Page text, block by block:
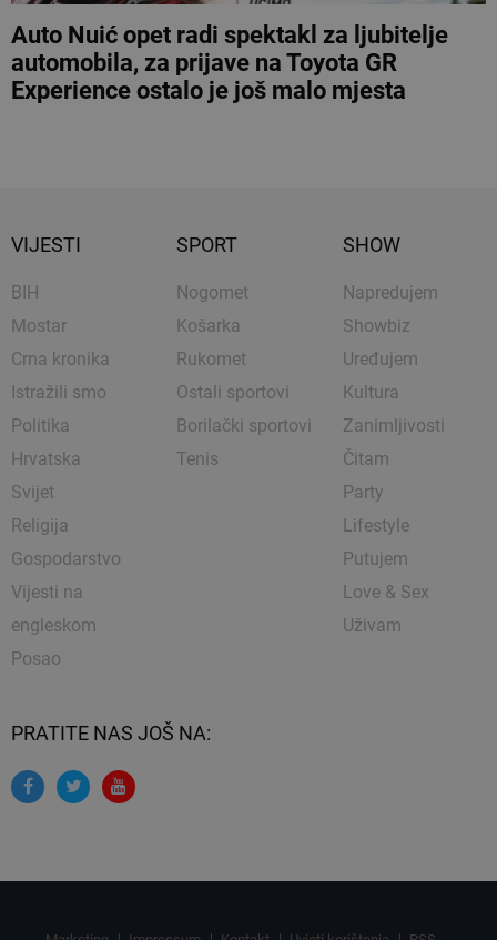
Auto Nuić opet radi spektakl za ljubitelje
automobila, za prijave na Toyota GR
Experience ostalo je još malo mjesta
VIJESTI
BIH
Mostar
Crna kronika
Istražili smo
Politika
Hrvatska
Svijet
Religija
Gospodarstvo
Vijesti na
engleskom
Posao
SPORT
Nogomet
Košarka
Rukomet
Ostali sportovi
Borilački sportovi
Tenis
SHOW
Napredujem
Showbiz
Uređujem
Kultura
Zanimljivosti
Čitam
Party
Lifestyle
Putujem
Love & Sex
Uživam
PRATITE NAS JOŠ NA: